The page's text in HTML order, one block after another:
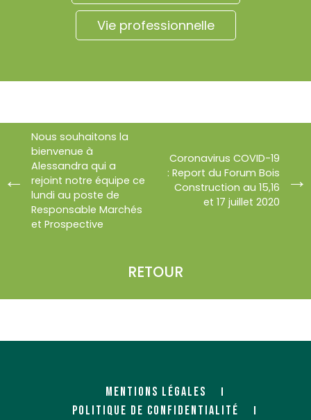
Vie professionnelle
Nous souhaitons la
bienvenue à
Alessandra qui a
rejoint notre équipe ce
lundi au poste de
Responsable Marchés
et Prospective
RETOUR
Coronavirus COVID-19
: Report du Forum Bois
Construction au 15,16
et 17 juillet 2020
MENTIONS LÉGALES
POLITIQUE DE CONFIDENTIALITÉ